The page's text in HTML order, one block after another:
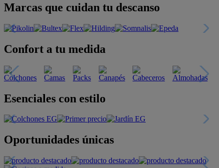
Marcas que cuidan tu descanso
Confort a tu medida
Esenciales con estilo
Oportunidades únicas